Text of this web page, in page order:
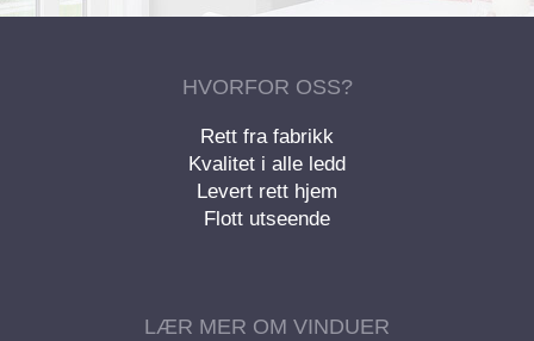
HVORFOR OSS?
Rett fra fabrikk
Kvalitet i alle ledd
Levert rett hjem
Flott utseende
LÆR MER OM VINDUER